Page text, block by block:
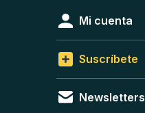
Mi cuenta
Suscríbete
Newsletters